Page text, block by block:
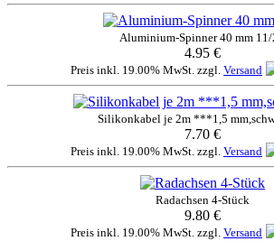
Aluminium-Spinner 40 mm
4.95 €
Preis inkl. 19.00% MwSt. zzgl. Versand
Silikonkabel je 2m ***1,5
7.70 €
Preis inkl. 19.00% MwSt. zzgl. Versand
Radachsen 4-Stück
9.80 €
Preis inkl. 19.00% MwSt. zzgl. Versand